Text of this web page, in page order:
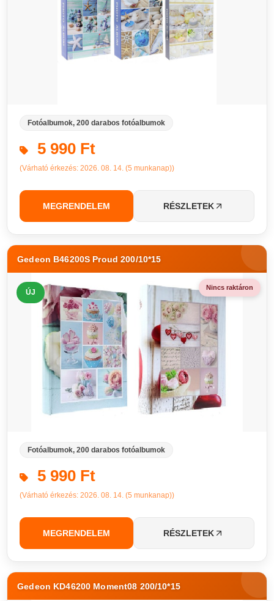
Fotóalbumok, 200 darabos fotóalbumok
5 990 Ft
(Várható érkezés: 2026. 08. 14. (5 munkanap))
MEGRENDELEM RÉSZLETEK
Gedeon B46200S Proud 200/10*15
ÚJ
Nincs raktáron
Fotóalbumok, 200 darabos fotóalbumok
5 990 Ft
(Várható érkezés: 2026. 08. 14. (5 munkanap))
MEGRENDELEM RÉSZLETEK
Gedeon KD46200 Moment08 200/10*15